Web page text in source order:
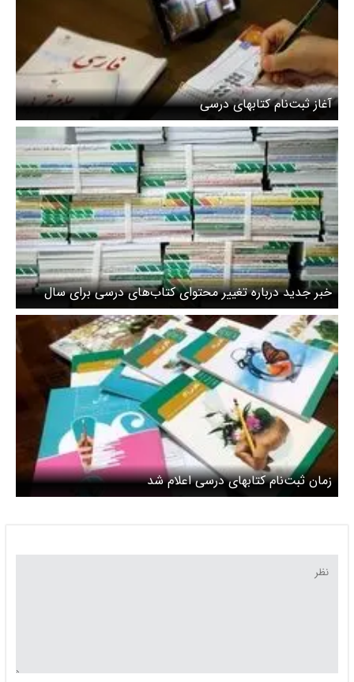
آغاز ثبت‌نام کتابهای درسی
خبر جدید درباره تغییر محتوای کتاب‌های درسی برای سال
آینده تحصیلی
زمان ثبت‌نام کتابهای درسی اعلام شد